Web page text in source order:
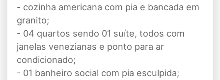
- cozinha americana com pia e bancada em
granito;
- 04 quartos sendo 01 suíte, todos com
janelas venezianas e ponto para ar
condicionado;
- 01 banheiro social com pia esculpida;